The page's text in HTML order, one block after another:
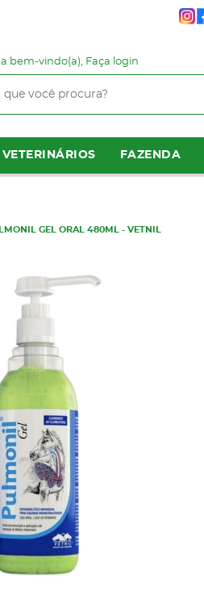
bem-vindo(a), Faça login
FAZENDA
GEL ORAL 480ML - VETNIL